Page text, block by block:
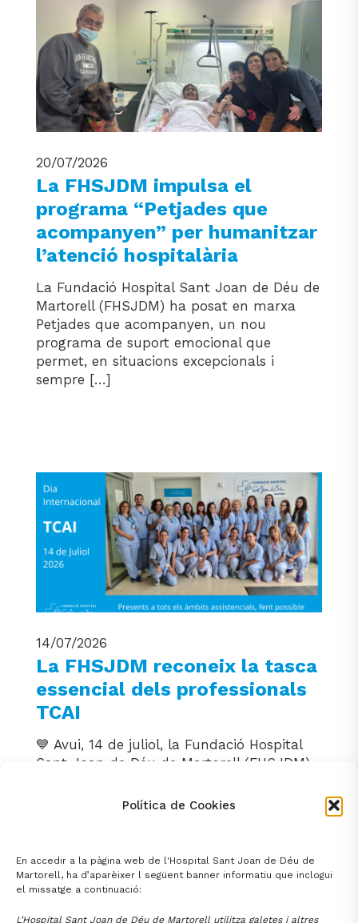
Política de Cookies
En accedir a la pàgina web de l'Hospital Sant Joan de Déu de
Martorell, ha d’aparèixer l següent banner informatiu que inclogui
el missatge a continuació:
L’Hospital Sant Joan de Déu de Martorell utilitza galetes i altres
20/07/2026
La FHSJDM impulsa el
programa “Petjades que
acompanyen” per humanitzar
l’atenció hospitalària
La Fundació Hospital Sant Joan de Déu de
Martorell (FHSJDM) ha posat en marxa
Petjades que acompanyen, un nou
programa de suport emocional que
permet, en situacions excepcionals i
sempre […]
14/07/2026
La FHSJDM reconeix la tasca
essencial dels professionals
TCAI
💙 Avui, 14 de juliol, la Fundació Hospital
Sant Joan de Déu de Martorell (FHSJDM)
Tècnics i Tècniques en Cures Auxiliars